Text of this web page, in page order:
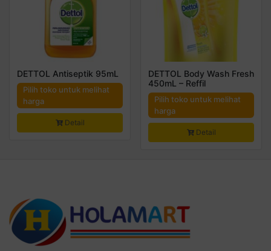
DETTOL Antiseptik 95mL
Pilih toko untuk melihat
harga
Detail
DETTOL Body Wash Fresh
450mL – Reffil
Pilih toko untuk melihat
harga
Detail